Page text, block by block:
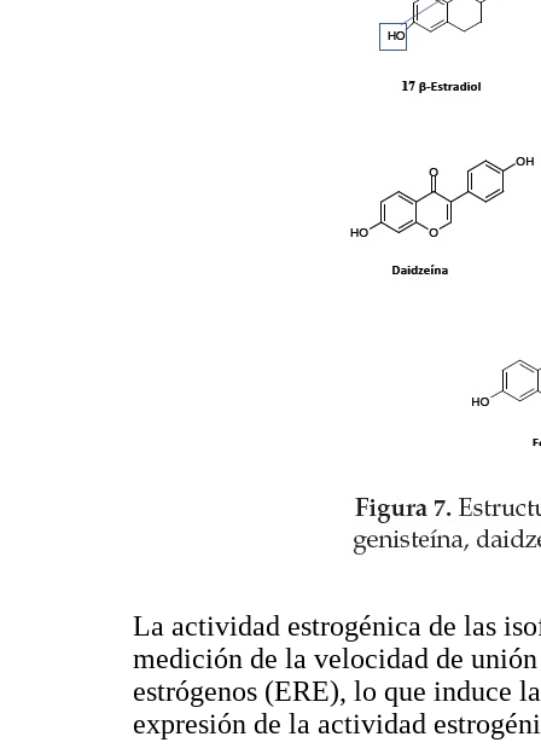
La actividad estrogénica de las
medición de la velocidad de
estrógenos (ERE), lo que induce
expresión de la actividad